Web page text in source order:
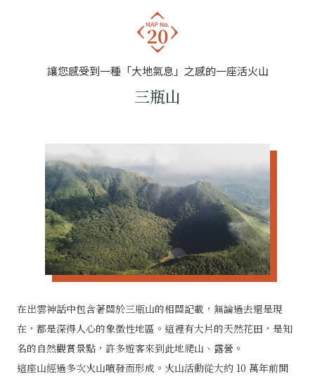
讓您感受到一種「大地氣息」之感的一座活火山
三瓶山
在出雲神話中包含著關於三瓶山的相關記載，無論過去還是現
在，都是深得人心的象徵性地區。這裡有大片的天然花田，是知
名的自然觀賞景點，許多遊客來到此地爬山、露營。
這座山經過多次火山噴發而形成。火山活動從大約 10 萬年前開